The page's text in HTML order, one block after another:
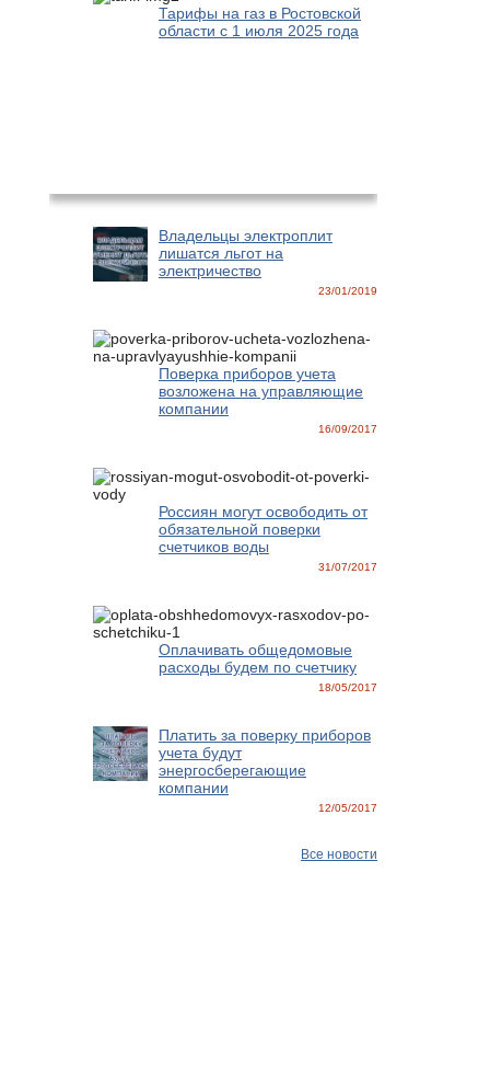
Тарифы на газ в Ростовской
области с 1 июля 2025 года
Владельцы электроплит
лишатся льгот на
электричество
23/01/2019
Поверка приборов учета
возложена на управляющие
компании
16/09/2017
Россиян могут освободить от
обязательной поверки
счетчиков воды
31/07/2017
Оплачивать общедомовые
расходы будем по счетчику
18/05/2017
Платить за поверку приборов
учета будут
энергосберегающие
компании
12/05/2017
Все новости